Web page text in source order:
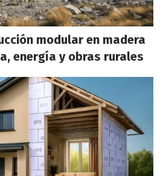
modular en madera
energía y obras rurales